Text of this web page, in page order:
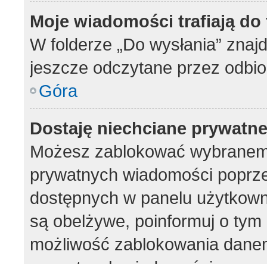
Moje wiadomości trafiają do
W folderze „Do wysłania”
jeszcze odczytane przez
Góra
Dostaję niechciane
Możesz zablokować
prywatnych wiadomości
dostępnych w panelu
są obelżywe, poinformuj o
możliwość zablokowania